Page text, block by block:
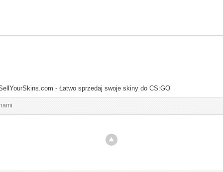
- Łatwo sprzedaj swoje skiny do CS:GO